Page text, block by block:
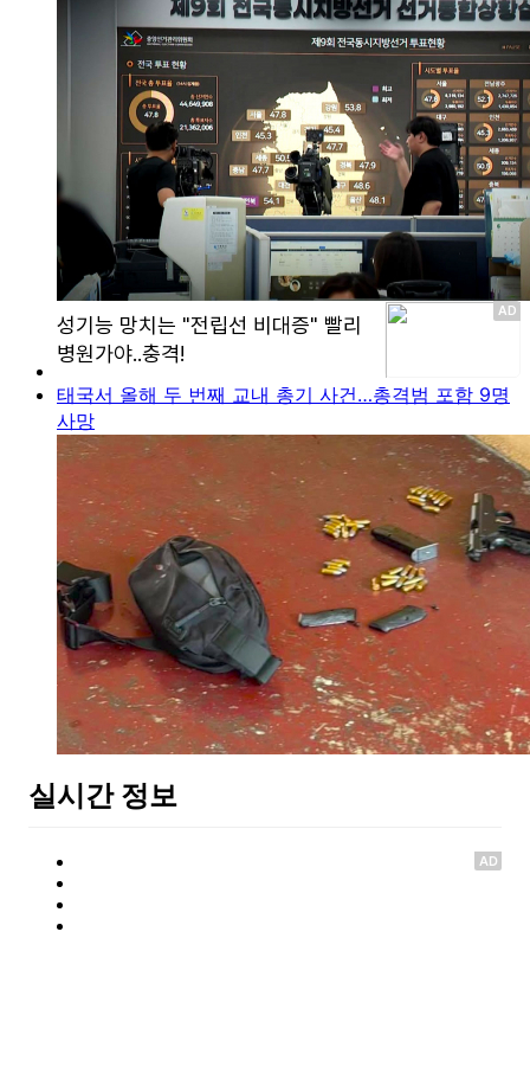
태국서 올해 두 번째 교내 총기 사건…총격범 포함 9명
사망
실시간 정보
AD